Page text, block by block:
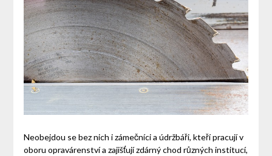
Neobejdou se bez nich i zámečníci a údržbáři, kteří pracují v
oboru opravárenství a zajišťují zdárný chod různých institucí,